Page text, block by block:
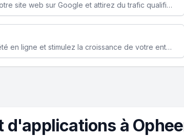
Boostez la visibilité de votre site web sur Google et attirez du trafic qualifié grâce à nos stratégies SEO.
Augmentez votre notoriété en ligne et stimulez la croissance de votre entreprise grâce à une stratégie sociale sur mesure.
d'applications à